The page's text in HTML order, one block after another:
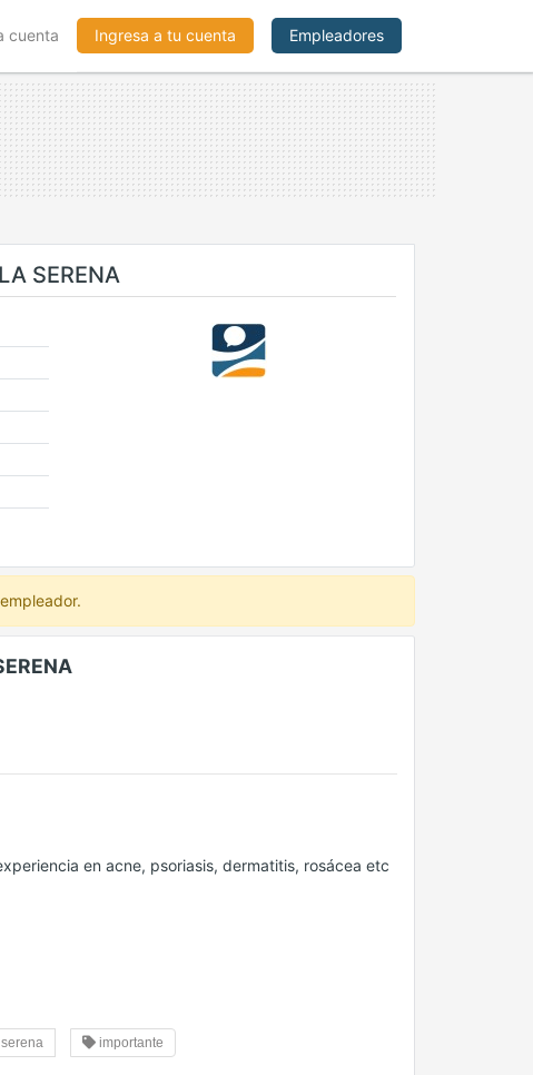
cuenta Ingresa a tu cuenta Empleadores
SERENA
en acne, psoriasis, dermatitis, rosácea etc
serena importante